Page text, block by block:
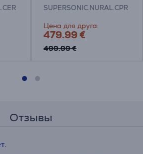
SUPERSONIC.NURAL.CPR
Цена для друга:
479.99 €
499.99 €
Отзывы